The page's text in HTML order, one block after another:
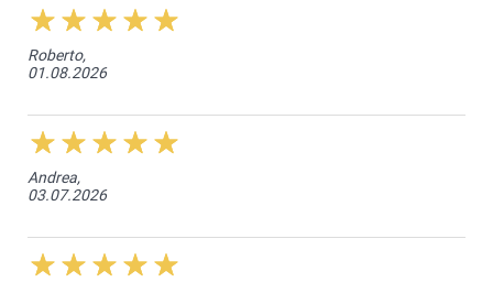
Roberto,
01.08.2026
Andrea,
03.07.2026